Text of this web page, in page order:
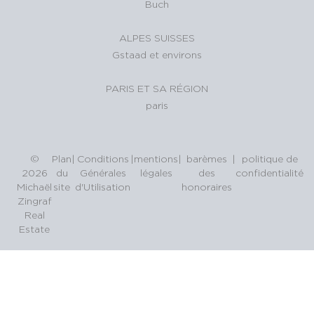
Buch
ALPES SUISSES
Gstaad et environs
PARIS ET SA RÉGION
paris
©
2026
Michaël
Zingraf
Real
Estate
Plan
du
site
| Conditions
Générales
d'Utilisation
| mentions
légales
|
barèmes
des
honoraires
|
politique de
confidentialité